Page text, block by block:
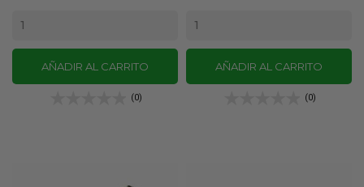
AÑADIR AL CARRITO
(0)
AÑADIR AL CARRITO
(0)